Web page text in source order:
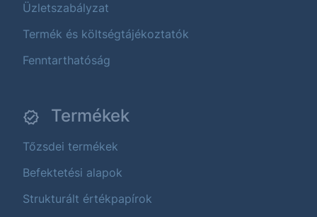
Üzletszabályzat
Termék és költségtájékoztatók
Fenntarthatóság
Termékek
Tőzsdei termékek
Befektetési alapok
Strukturált értékpapírok